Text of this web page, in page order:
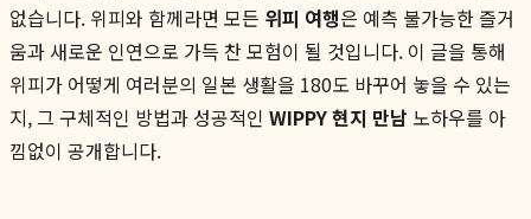
없습니다. 위피와 함께라면 모든 위피 여행은 예측 불가능한 즐거
움과 새로운 인연으로 가득 찬 모험이 될 것입니다. 이 글을 통해
위피가 어떻게 여러분의 일본 생활을 180도 바꾸어 놓을 수 있는
지, 그 구체적인 방법과 성공적인 WIPPY 현지 만남 노하우를 아
낌없이 공개합니다.